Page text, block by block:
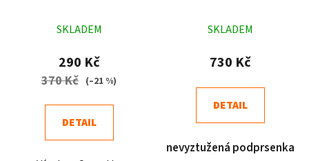
hodnocení
produktu
je
5
SKLADEM
290 Kč
370 Kč (–21 %)
DETAIL
hodnocení
produktu
5,0
z
hvězdiček.
SKLADEM
730 Kč
DETAIL
nevyztužená podprsenka